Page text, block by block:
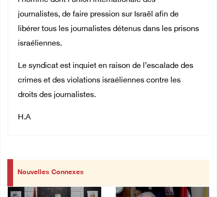
journalistes, de faire pression sur Israël afin de
libérer tous les journalistes détenus dans les prisons
israéliennes.
Le syndicat est inquiet en raison de l’escalade des
crimes et des violations israéliennes contre les
droits des journalistes.
H.A
Nouvelles Connexes